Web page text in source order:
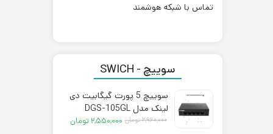
تماس با شبکه هوشمند
سوییچ - SWICH
سوییچ 5 پورت گیگابیت دی
لینک مدل DGS-105GL
۲,۹۶۰,۰۰۰تومان
قیمت
۲,۵۵۰,۰۰۰ تومان
قیمت